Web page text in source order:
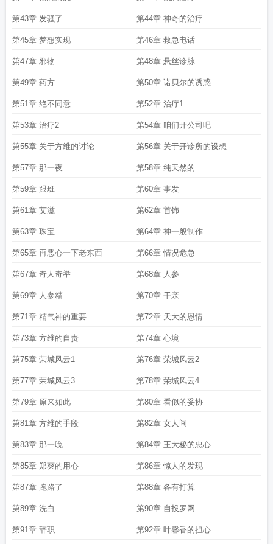
第43章 发骚了 第44章 神奇的治疗
第45章 梦想实现 第46章 救急电话
第47章 邪物 第48章 悬丝诊脉
第49章 药方 第50章 诺贝尔的诱惑
第51章 绝不同意 第52章 治疗1
第53章 治疗2 第54章 咱们开公司吧
第55章 关于方维的讨论 第56章 关于开诊所的设想
第57章 那一夜 第58章 纯天然的
第59章 跟班 第60章 事发
第61章 艾滋 第62章 首饰
第63章 珠宝 第64章 神一般制作
第65章 再恶心一下老东西 第66章 情况危急
第67章 奇人奇举 第68章 人参
第69章 人参精 第70章 干亲
第71章 精气神的重要 第72章 天大的恩情
第73章 方维的自责 第74章 心境
第75章 荣城风云1 第76章 荣城风云2
第77章 荣城风云3 第78章 荣城风云4
第79章 原来如此 第80章 看似的妥协
第81章 方维的手段 第82章 女人间
第83章 那一晚 第84章 王大秘的忠心
第85章 郑爽的用心 第86章 惊人的发现
第87章 跑路了 第88章 各有打算
第89章 洗白 第90章 自投罗网
第91章 辞职 第92章 叶馨香的担心